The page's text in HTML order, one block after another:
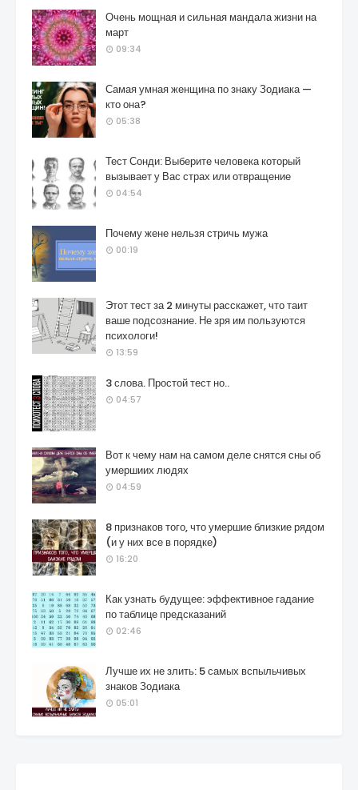
Очень мощная и сильная мандала жизни на
март
09:34
Самая умная женщина по знаку Зодиака —
кто она?
05:38
Тест Сонди: Выберите человека который
вызывает у Вас страх или отвращение
04:54
Почему жене нельзя стричь мужа
00:19
Этот тест за 2 минуты расскажет, что таит
ваше подсознание. Не зря им пользуются
психологи!
13:59
3 слова. Простой тест но..
04:57
Вот к чему нам на самом деле снятся сны об
умершиих людях
04:59
8 признаков того, что умершие близкие рядом
(и у них все в порядке)
16:20
Как узнать будущее: эффективное гадание
по таблице предсказаний
02:46
Лучше их не злить: 5 самых вспыльчивых
знаков Зодиака
05:01